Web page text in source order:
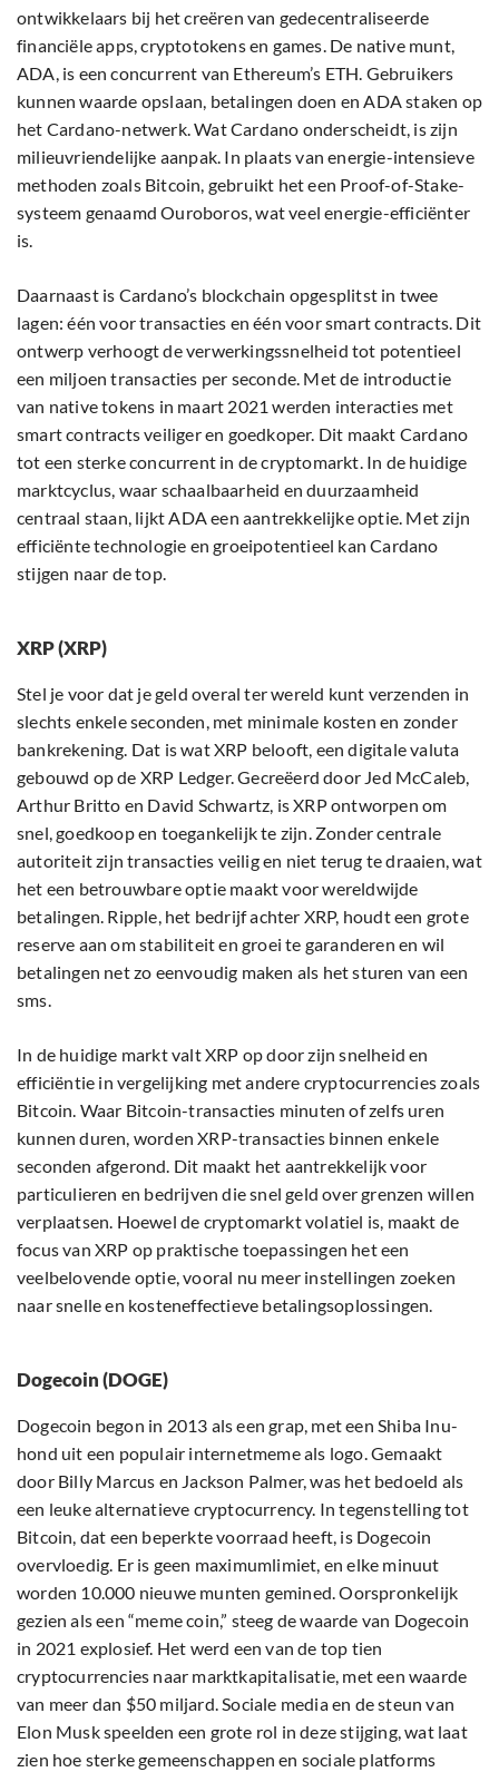
ontwikkelaars bij het creëren van gedecentraliseerde
financiële apps, cryptotokens en games. De native munt,
ADA, is een concurrent van Ethereum’s ETH. Gebruikers
kunnen waarde opslaan, betalingen doen en ADA staken op
het Cardano-netwerk. Wat Cardano onderscheidt, is zijn
milieuvriendelijke aanpak. In plaats van energie-intensieve
methoden zoals Bitcoin, gebruikt het een Proof-of-Stake-
systeem genaamd Ouroboros, wat veel energie-efficiënter
is.
Daarnaast is Cardano’s blockchain opgesplitst in twee
lagen: één voor transacties en één voor smart contracts. Dit
ontwerp verhoogt de verwerkingssnelheid tot potentieel
een miljoen transacties per seconde. Met de introductie
van native tokens in maart 2021 werden interacties met
smart contracts veiliger en goedkoper. Dit maakt Cardano
tot een sterke concurrent in de cryptomarkt. In de huidige
marktcyclus, waar schaalbaarheid en duurzaamheid
centraal staan, lijkt ADA een aantrekkelijke optie. Met zijn
efficiënte technologie en groeipotentieel kan Cardano
stijgen naar de top.
XRP (XRP)
Stel je voor dat je geld overal ter wereld kunt verzenden in
slechts enkele seconden, met minimale kosten en zonder
bankrekening. Dat is wat XRP belooft, een digitale valuta
gebouwd op de XRP Ledger. Gecreëerd door Jed McCaleb,
Arthur Britto en David Schwartz, is XRP ontworpen om
snel, goedkoop en toegankelijk te zijn. Zonder centrale
autoriteit zijn transacties veilig en niet terug te draaien, wat
het een betrouwbare optie maakt voor wereldwijde
betalingen. Ripple, het bedrijf achter XRP, houdt een grote
reserve aan om stabiliteit en groei te garanderen en wil
betalingen net zo eenvoudig maken als het sturen van een
sms.
In de huidige markt valt XRP op door zijn snelheid en
efficiëntie in vergelijking met andere cryptocurrencies zoals
Bitcoin. Waar Bitcoin-transacties minuten of zelfs uren
kunnen duren, worden XRP-transacties binnen enkele
seconden afgerond. Dit maakt het aantrekkelijk voor
particulieren en bedrijven die snel geld over grenzen willen
verplaatsen. Hoewel de cryptomarkt volatiel is, maakt de
focus van XRP op praktische toepassingen het een
veelbelovende optie, vooral nu meer instellingen zoeken
naar snelle en kosteneffectieve betalingsoplossingen.
Dogecoin (DOGE)
Dogecoin begon in 2013 als een grap, met een Shiba Inu-
hond uit een populair internetmeme als logo. Gemaakt
door Billy Marcus en Jackson Palmer, was het bedoeld als
een leuke alternatieve cryptocurrency. In tegenstelling tot
Bitcoin, dat een beperkte voorraad heeft, is Dogecoin
overvloedig. Er is geen maximumlimiet, en elke minuut
worden 10.000 nieuwe munten gemined. Oorspronkelijk
gezien als een “meme coin,” steeg de waarde van Dogecoin
in 2021 explosief. Het werd een van de top tien
cryptocurrencies naar marktkapitalisatie, met een waarde
van meer dan $50 miljard. Sociale media en de steun van
Elon Musk speelden een grote rol in deze stijging, wat laat
zien hoe sterke gemeenschappen en sociale platforms